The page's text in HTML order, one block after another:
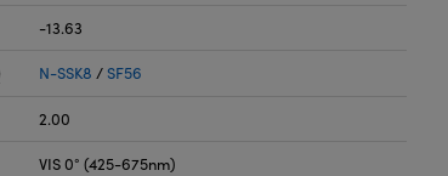
-13.63
N-SSK8 /SF56
2.00
VIS 0° (425-675nm)